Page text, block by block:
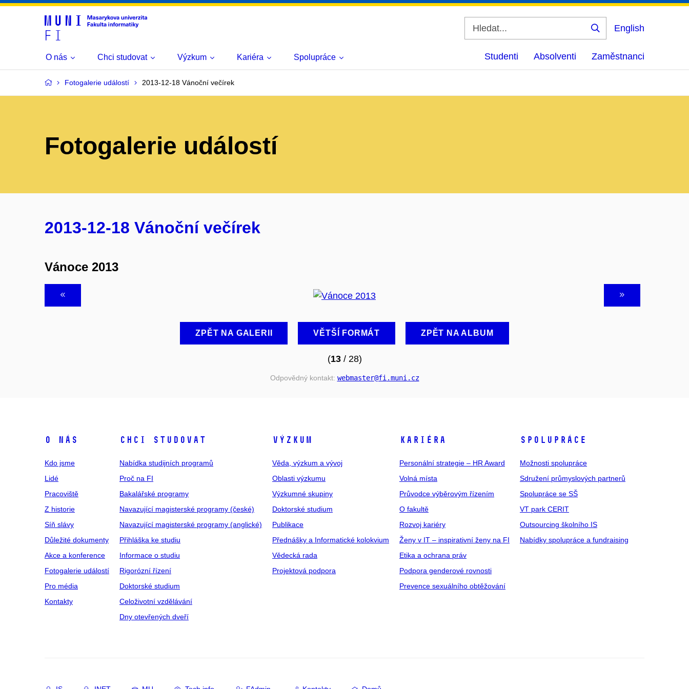
Vyhledat
English
O nás Chci studovat Výzkum Kariéra Spolupráce Studenti Absolventi Zaměstnanci
Fotogalerie událostí 2013-12-18 Vánoční večírek
Fotogalerie událostí
2013-12-18 Vánoční večírek
Vánoce 2013
ZPĚT NA GALERII VĚTŠÍ FORMÁT ZPĚT NA ALBUM
(13/ 28)
Odpovědný kontakt: webmaster@fi .muni .cz
O NÁS
Kdo jsme
Lidé
Pracoviště
Z historie
Síň slávy
Důležité dokumenty
Akce a konference
Fotogalerie událostí
Pro média
Kontakty
CHCI STUDOVAT
Nabídka studijních programů
Proč na FI
Bakalářské programy
Navazující magisterské programy (české)
Navazující magisterské programy (anglické)
Přihláška ke studiu
Informace o studiu
Rigorózní řízení
Doktorské studium
Celoživotní vzdělávání
Dny otevřených dveří
VÝZKUM
Věda, výzkum a vývoj
Oblasti výzkumu
Výzkumné skupiny
Doktorské studium
Publikace
Přednášky a Informatické kolokvium
Vědecká rada
Projektová podpora
KARIÉRA
Personální strategie – HR Award
Volná místa
Průvodce výběrovým řízením
O fakultě
Rozvoj kariéry
Ženy v IT – inspirativní ženy na FI
Etika a ochrana práv
Podpora genderové rovnosti
Prevence sexuálního obtěžování
SPOLUPRÁCE
Možnosti spolupráce
Sdružení průmyslových partnerů
Spolupráce se SŠ
VT park CERIT
Outsourcing školního IS
Nabídky spolupráce a fundraising